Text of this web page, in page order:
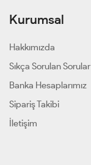
Kurumsal
Hakkımızda
Sıkça Sorulan Sorular
Banka Hesaplarımız
Sipariş Takibi
İletişim